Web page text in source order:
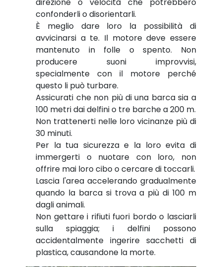
confonderli o disorientarli.
È meglio dare loro la possibilità di
avvicinarsi a te. Il motore deve essere
mantenuto in folle o spento. Non
producere suoni improvvisi,
specialmente con il motore perché
questo li può turbare.
Assicurati che non più di una barca sia a
100 metri dai delfini o tre barche a 200 m.
Non trattenerti nelle loro vicinanze più di
30 minuti.
Per la tua sicurezza e la loro evita di
immergerti o nuotare con loro, non
offrire mai loro cibo o cercare di toccarli.
Lascia l'area accelerando gradualmente
quando la barca si trova a più di 100 m
dagli animali.
Non gettare i rifiuti fuori bordo o lasciarli
sulla spiaggia; i delfini possono
accidentalmente ingerire sacchetti di
plastica, causandone la morte.